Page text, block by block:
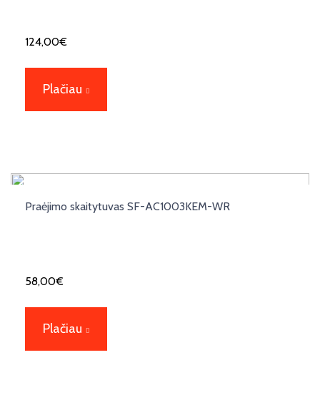
124,00€
Plačiau
Praėjimo skaitytuvas SF-AC1003KEM-WR
58,00€
Plačiau